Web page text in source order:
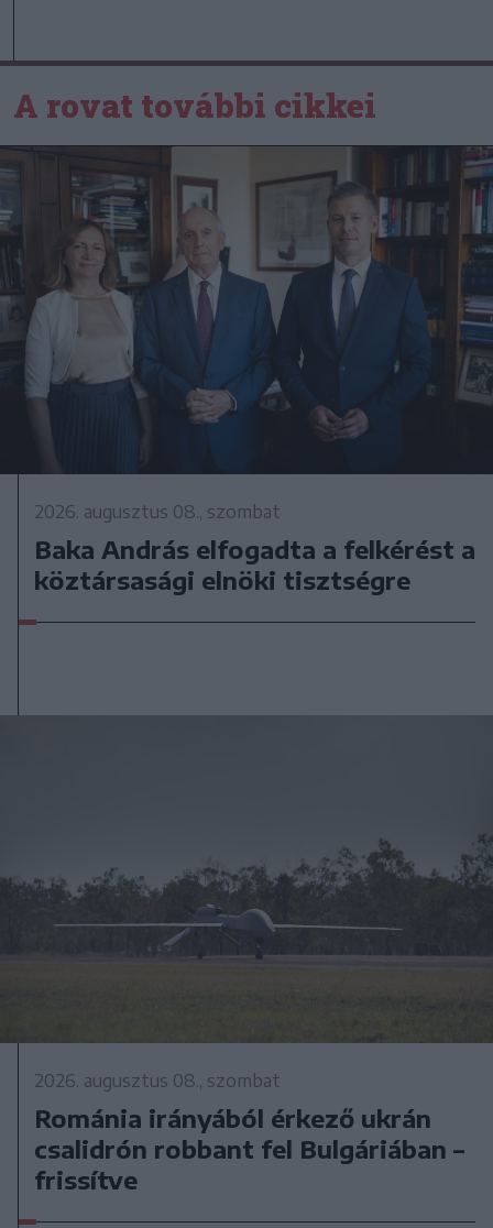
A rovat további cikkei
2026. augusztus 08., szombat
Baka András elfogadta a felkérést a
köztársasági elnöki tisztségre
2026. augusztus 08., szombat
Románia irányából érkező ukrán
csalidrón robbant fel Bulgáriában –
frissítve